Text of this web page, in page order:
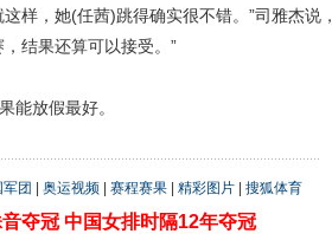
，她(任茜)跳得确实很不错。”司雅杰说，
结果还算可以接受。”
放假最好。
团 奥运视频 赛程赛果 精彩图片 搜狐体育
夺冠 中国女排时隔12年夺冠